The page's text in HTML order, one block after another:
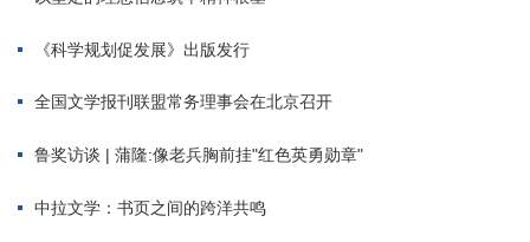
《科学规划促发展》出版发行
全国文学报刊联盟常务理事会在北京召开
鲁奖访谈 | 蒲隆:像老兵胸前挂"红色英勇勋章"
中拉文学：书页之间的跨洋共鸣